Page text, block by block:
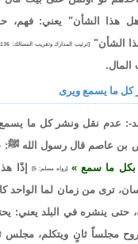
هذا الشأن" يعني: فهم،
الشأن"[ترتيب المدارك وتقريب المسالك: 1/136]
المال.
كل ما يسمع ويرى
: عدم نقل ونشر كل ما
بن عاصم قال رسول الله ﷺ:
بكل ما سمع
[رواه مسلم:5
]
إذًا
ترى من زمان لما الواحد
حتى ينشره في البلد يعني:
مجلساً ثانٍ ويتكلم، مجلس